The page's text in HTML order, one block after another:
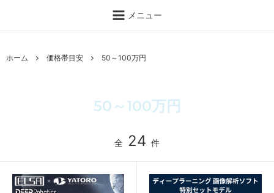
メニュー
ホーム 価格帯目安 50～100万円
50～100万円
全 24 件